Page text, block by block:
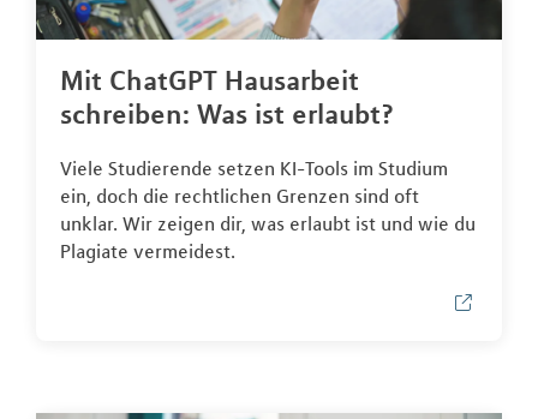
Mit ChatGPT Hausarbeit
schreiben: Was ist erlaubt?
Viele Studierende setzen KI-Tools im Studium
ein, doch die rechtlichen Grenzen sind oft
unklar. Wir zeigen dir, was erlaubt ist und wie du
Plagiate vermeidest.